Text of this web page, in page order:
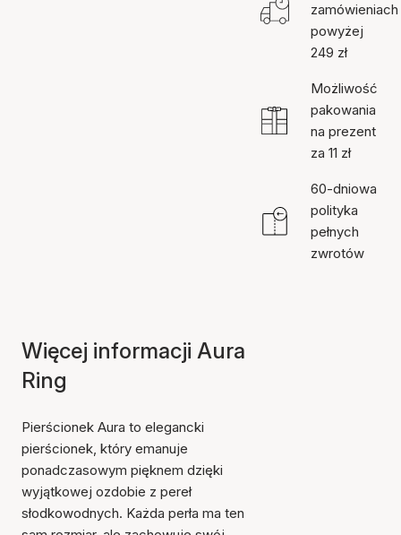
zamówieniach
powyżej
249 zł
Możliwość
pakowania
na prezent
za 11 zł
60-dniowa
polityka
pełnych
zwrotów
Więcej informacji Aura
Ring
Pierścionek Aura to elegancki
pierścionek, który emanuje
ponadczasowym pięknem dzięki
wyjątkowej ozdobie z pereł
słodkowodnych. Każda perła ma ten